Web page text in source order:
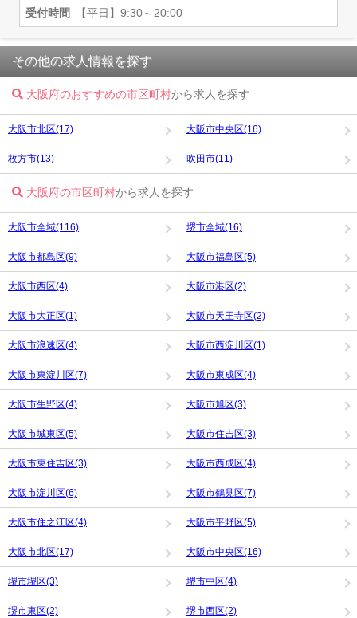
受付時間 【平日】9:30～20:00
その他の求人情報を探す
大阪府のおすすめの市区町村から求人を探す
大阪市北区(17) 大阪市中央区(16)
枚方市(13) 吹田市(11)
大阪府の市区町村から求人を探す
大阪市全域(116) 堺市全域(16)
大阪市都島区(9) 大阪市福島区(5)
大阪市西区(4) 大阪市港区(2)
大阪市大正区(1) 大阪市天王寺区(2)
大阪市浪速区(4) 大阪市西淀川区(1)
大阪市東淀川区(7) 大阪市東成区(4)
大阪市生野区(4) 大阪市旭区(3)
大阪市城東区(5) 大阪市住吉区(3)
大阪市東住吉区(3) 大阪市西成区(4)
大阪市淀川区(6) 大阪市鶴見区(7)
大阪市住之江区(4) 大阪市平野区(5)
大阪市北区(17) 大阪市中央区(16)
堺市堺区(3) 堺市中区(4)
堺市東区(2) 堺市西区(2)